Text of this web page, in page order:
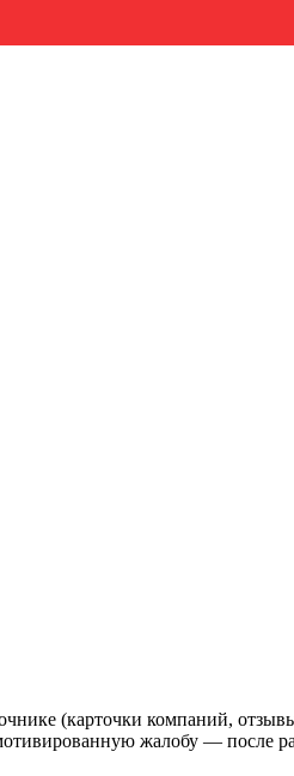
(карточки компаний, отзывы,
жалобу — после